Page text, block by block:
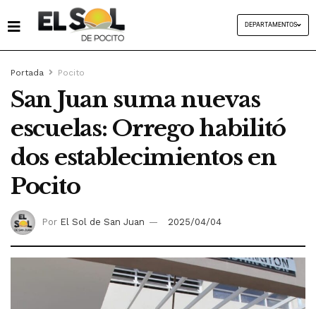
DEPARTAMENTOS
Portada Pocito
San Juan suma nuevas
escuelas: Orrego habilitó
dos establecimientos en
Pocito
Por El Sol de San Juan 2025/04/04